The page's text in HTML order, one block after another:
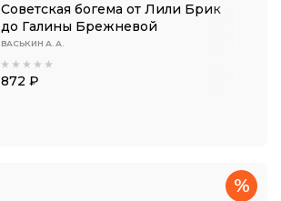
Советская богема от Лили Брик
до Галины Брежневой
ВАСЬКИН А. А.
872 ₽
%